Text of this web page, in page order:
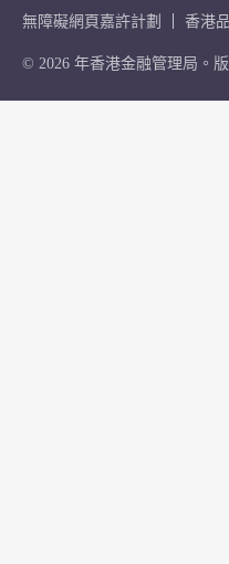
無障礙網頁嘉許計劃
香港
© 2026 年香港金融管理局。版